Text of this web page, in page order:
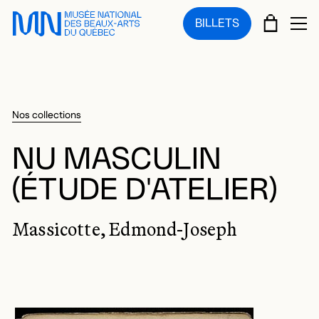
Sauter au menu principal
Sauter au contenu principal
Sauter au pied de page
BILLETS PANIER
Nos collections
NU MASCULIN
(ÉTUDE D'ATELIER)
Massicotte, Edmond-Joseph